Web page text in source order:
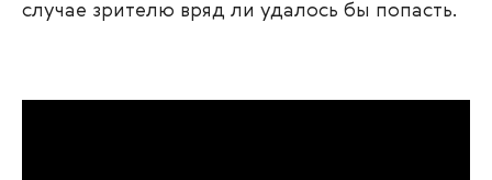
случае зрителю вряд ли удалось бы попасть.